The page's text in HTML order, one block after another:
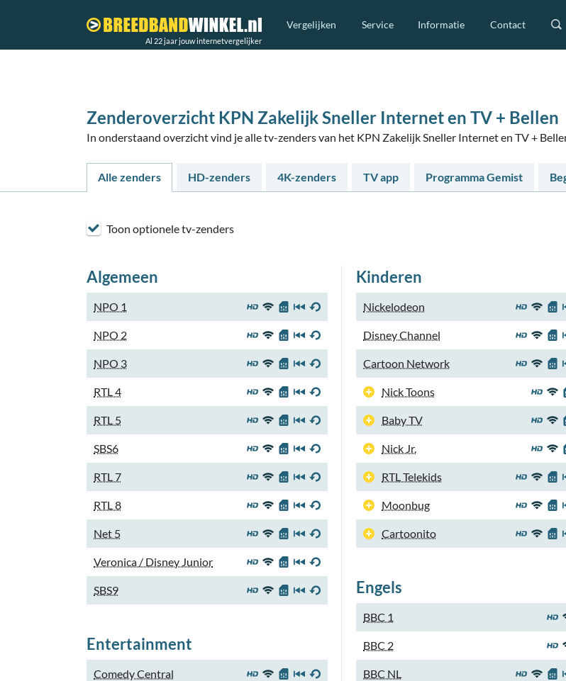
Al 22 jaar jouw internetvergelijker
Vergelijken Service Informatie Contact
Zenderoverzicht KPN Zakelijk Sneller Internet en TV + Bellen
In onderstaand overzicht vind je alle tv-zenders van het KPN Zakelijk Sneller Internet en TV +
Alle zenders HD-zenders 4K-zenders TV app Programma Gemist
Toon optionele tv-zenders
Algemeen
NPO 1
NPO 2
NPO 3
RTL 4
RTL 5
SBS6
RTL 7
RTL 8
Net 5
Veronica / Disney Junior
SBS9
Entertainment
Comedy Central
Kinderen
Nickelodeon
Disney Channel
Cartoon Network
Nick Toons
Baby TV
Nick Jr.
RTL Telekids
Moonbug
Cartoonito
Engels
BBC 1
BBC 2
BBC NL